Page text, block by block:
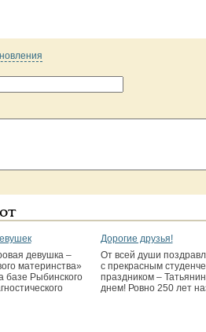
девушка –
материнства»
базе Рыбинского
Дорогие друзья!
От всей души
с прекрасным
праздником –
днем! Ровно 250 лет